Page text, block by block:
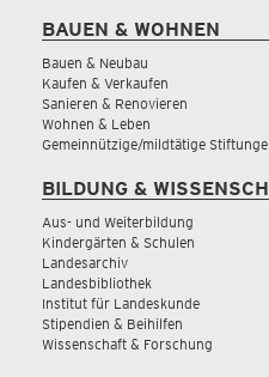
BAUEN & WOHNEN
Bauen & Neubau
Kaufen & Verkaufen
Sanieren & Renovieren
Wohnen & Leben
Gemeinnützige/mildtätige
BILDUNG &
Aus- und Weiterbildung
Kindergärten & Schulen
Landesarchiv
Landesbibliothek
Institut für Landeskunde
Stipendien & Beihilfen
Wissenschaft & Forschung